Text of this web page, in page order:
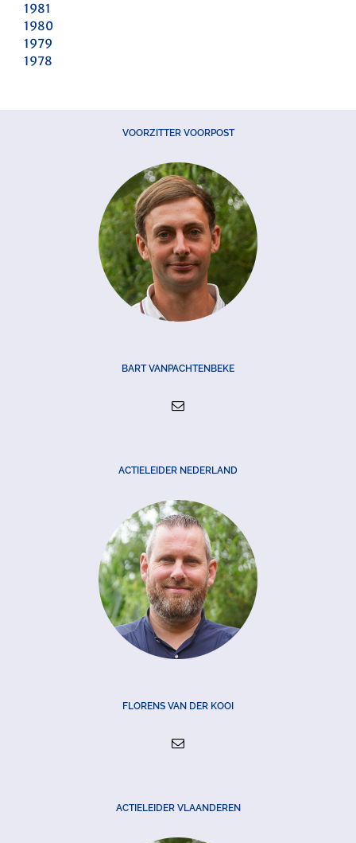
1981
1980
1979
1978
VOORZITTER VOORPOST
BART VANPACHTENBEKE
ACTIELEIDER NEDERLAND
FLORENS VAN DER KOOI
ACTIELEIDER VLAANDEREN